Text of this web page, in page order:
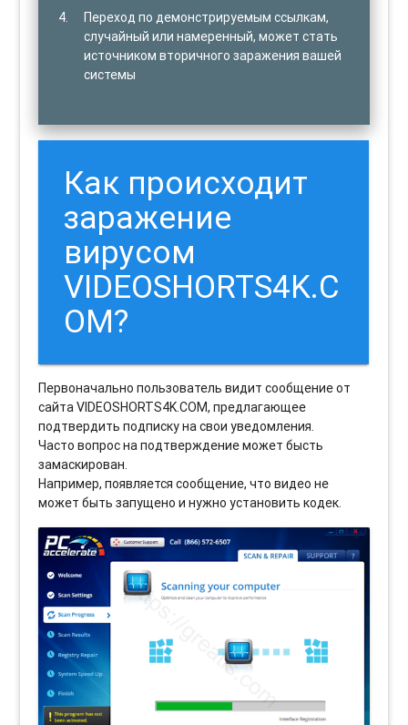
Переход по демонстрируемым ссылкам,
случайный или намеренный, может стать
источником вторичного заражения вашей
системы
Как происходит
заражение
вирусом
VIDEOSHORTS4K.C
OM?
Первоначально пользователь видит сообщение от
сайта VIDEOSHORTS4K.COM, предлагающее
подтвердить подписку на свои уведомления.
Часто вопрос на подтверждение может бысть
замаскирован.
Например, появляется сообщение, что видео не
может быть запущено и нужно установить кодек.